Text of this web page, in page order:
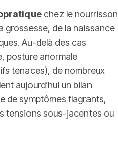
chez le nourrisson
grossesse, de la naissance
Au-delà des cas
posture anormale
tenaces), de nombreux
aujourd’hui un bilan
de symptômes flagrants,
tensions sous-jacentes ou